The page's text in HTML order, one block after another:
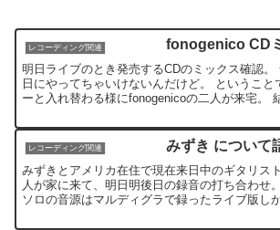
レコーディング関連 fonogenico CD
明日ライブのとき発売するCDのミックス確認
日にやってちゃいけないんだけど。 ということ
ーと入れ替わる様にfonogenicoの二人が来宅。
レコーディング関連 みずき について
みずきとアメリカ在住で現在来日中のギタリス
人が家に来て、明日明後日の録音の打ち合わせ
ソロの音源はマルディグラで録ったライブ版し